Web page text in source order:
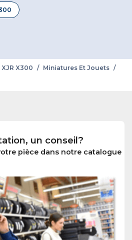
XJR X300 / Miniatures Et Jouets /
un conseil?
pièce dans notre catalogue